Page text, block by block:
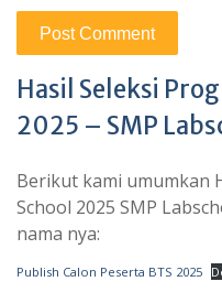
Hasil Seleksi
2025 – SMP
Berikut kami umumkan
School 2025 SMP
nama nya:
Publish Calon Peserta BTS 2025